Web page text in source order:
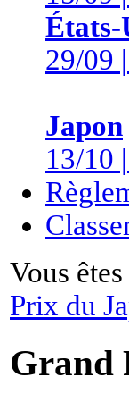
États-
29/09
Japon
13/10
Vous
Prix du
Grand